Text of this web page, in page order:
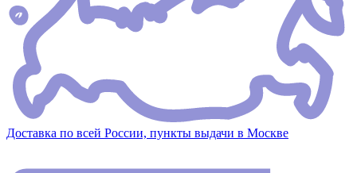
Доставка по всей России, пункты выдачи в Москве